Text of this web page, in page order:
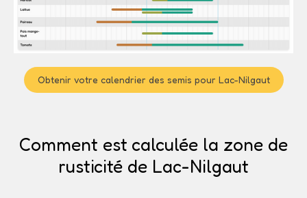
Obtenir votre calendrier des semis pour Lac-Nilgaut
Comment est calculée la zone de
rusticité de Lac-Nilgaut